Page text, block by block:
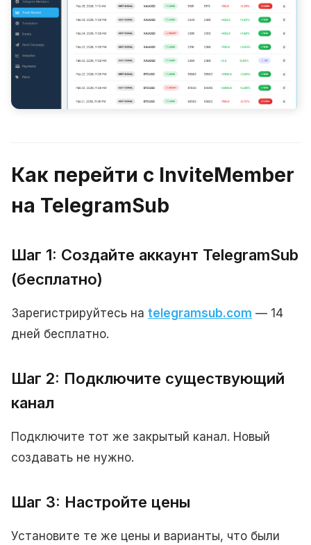
Как перейти с InviteMember
на TelegramSub
Шаг 1: Создайте аккаунт TelegramSub
(бесплатно)
Зарегистрируйтесь на telegramsub.com — 14
дней бесплатно.
Шаг 2: Подключите существующий
канал
Подключите тот же закрытый канал. Новый
создавать не нужно.
Шаг 3: Настройте цены
Установите те же цены и варианты, что были